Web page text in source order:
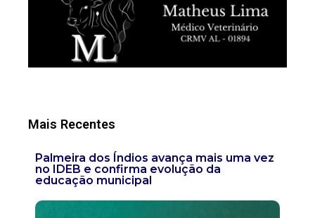
Mais Recentes
Palmeira dos Índios avança mais uma vez
no IDEB e confirma evolução da
educação municipal